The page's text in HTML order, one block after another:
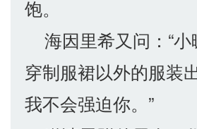
饱。
海因里希又问：“小
穿制服裙以外的服装
我不会强迫你。”